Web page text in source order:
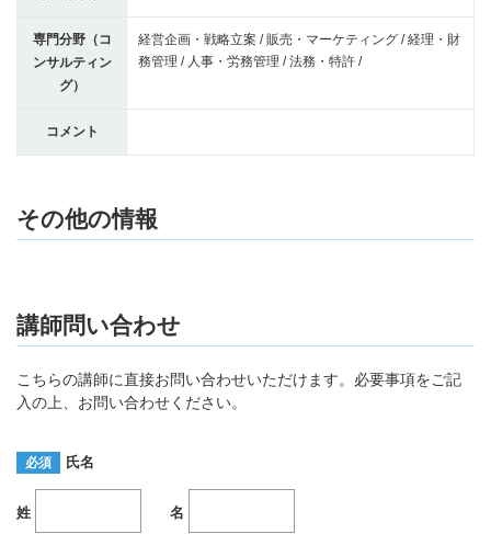
専門分野（コ
ンサルティン
グ）
経営企画・戦略立案 / 販売・マーケティング / 経理・財
務管理 / 人事・労務管理 / 法務・特許 /
コメント
その他の情報
講師問い合わせ
こちらの講師に直接お問い合わせいただけます。必要事項をご記
入の上、お問い合わせください。
必須 氏名
姓 名